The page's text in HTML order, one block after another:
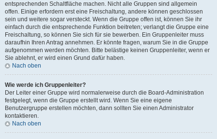
entsprechenden Schaltfläche machen. Nicht alle Gruppen sind allgemein
offen. Einige erfordern erst eine Freischaltung, andere können geschlossen
sein und weitere sogar versteckt. Wenn die Gruppe offen ist, können Sie ihr
einfach durch die entsprechende Funktion beitreten; verlangt die Gruppe eine
Freischaltung, so können Sie sich für sie bewerben. Ein Gruppenleiter muss
daraufhin Ihren Antrag annehmen. Er könnte fragen, warum Sie in die Gruppe
aufgenommen werden möchten. Bitte belästige keinen Gruppenleiter, wenn er
Sie ablehnt, er wird einen Grund dafür haben.
Nach oben
Wie werde ich Gruppenleiter?
Der Leiter einer Gruppe wird normalerweise durch die Board-Administration
festgelegt, wenn die Gruppe erstellt wird. Wenn Sie eine eigene
Benutzergruppe erstellen möchten, dann sollten Sie einen Administrator
kontaktieren.
Nach oben